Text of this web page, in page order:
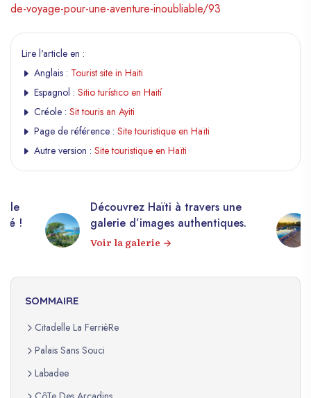
de-voyage-pour-une-aventure-inoubliable/93
Lire l'article en :
Anglais : Tourist site in Haiti
Espagnol : Sitio turístico en Haití
Créole : Sit touris an Ayiti
Page de référence : Site touristique en Haïti
Autre version : Site touristique en Haïti
Haïti à travers une
authentiques.
10 000+ photos libres
sur Haïti !
Explorez notre banque
SOMMAIRE
Citadelle La FerrièRe
Palais Sans Souci
Labadee